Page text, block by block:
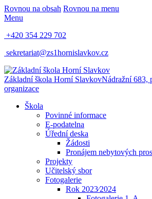
Rovnou na obsah Rovnou na menu
Menu
+420 354 229 702
sekretariat@zs1hornislavkov.cz
Základní škola Horní SlavkovNádražní 683,
organizace
Škola
Povinné informace
E-podatelna
Úřední deska
Žádosti
Pronájem nebytových
Projekty
Učitelský sbor
Fotogalerie
Rok 2023⁄2024